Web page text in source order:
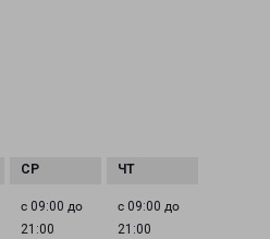
с 09:00 до
21:00
с 09:00 до
21:00